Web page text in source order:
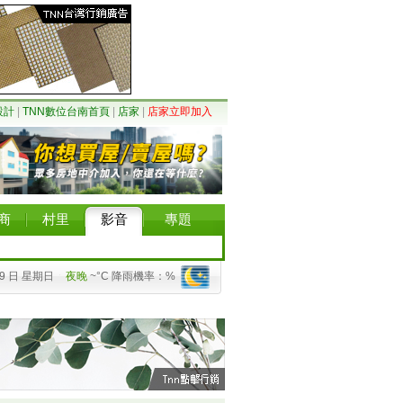
計 TNN數位台南首頁 店家 店家立即加入
村里 影音 專題
日 星期日 夜晚 ~°C 降雨機率：%